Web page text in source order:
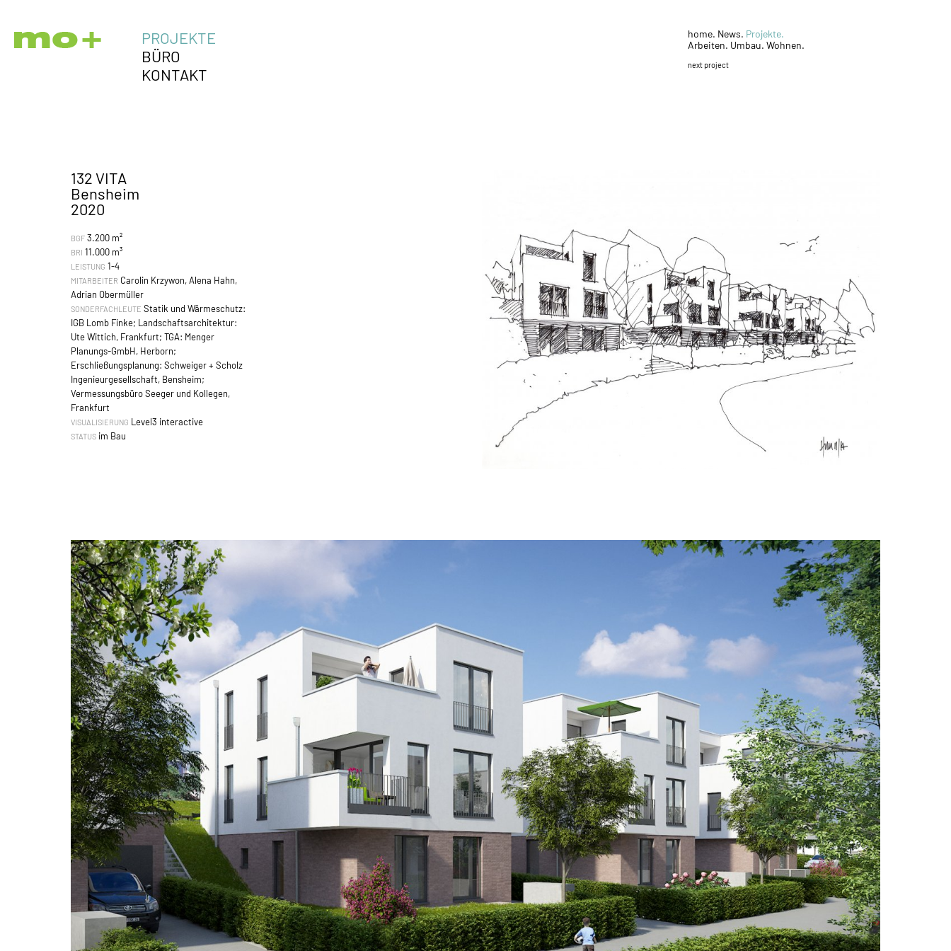
PROJEKTE
BÜRO
KONTAKT
home. News. Projekte.
Arbeiten. Umbau. Wohnen.
next project
132 VITA
Bensheim
2020
BGF 3.200 m²
BRI 11.000 m³
LEISTUNG 1-4
MITARBEITER Carolin Krzywon, Alena Hahn,
Adrian Obermüller
SONDERFACHLEUTE Statik und Wärmeschutz:
IGB Lomb Finke; Landschaftsarchitektur:
Ute Wittich, Frankfurt; TGA: Menger
Planungs-GmbH, Herborn;
Erschließungsplanung: Schweiger + Scholz
Ingenieurgesellschaft, Bensheim;
Vermessungsbüro Seeger und Kollegen,
Frankfurt
VISUALISIERUNG Level3 interactive
STATUS im Bau